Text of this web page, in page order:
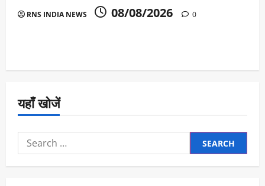
RNS INDIA NEWS 08/08/2026 0
यहाँ खोजें
Search
for: